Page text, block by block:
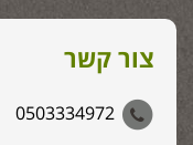
צור קשר
0503334972